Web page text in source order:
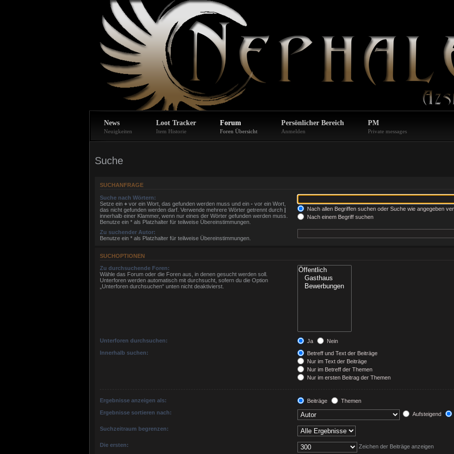
News
Neuigkeiten
Loot Tracker
Item Historie
Forum
Foren Übersicht
Persönlicher Bereich
Anmelden
PM
Private messages
Suche
SUCHANFRAGE
Suche nach Wörtern:
Setze ein + vor ein Wort, das gefunden werden muss und ein - vor ein Wort,
das nicht gefunden werden darf. Verwende mehrere Wörter getrennt durch |
innerhalb einer Klammer, wenn nur eines der Wörter gefunden werden muss.
Benutze ein * als Platzhalter für teilweise Übereinstimmungen.
Nach allen Begriffen suchen oder Suche wie angegeben
Nach einem Begriff suchen
Zu suchender Autor:
Benutze ein * als Platzhalter für teilweise Übereinstimmungen.
SUCHOPTIONEN
Zu durchsuchende Foren:
Wähle das Forum oder die Foren aus, in denen gesucht werden soll.
Unterforen werden automatisch mit durchsucht, sofern du die Option
„Unterforen durchsuchen“ unten nicht deaktivierst.
Unterforen durchsuchen: Ja
Nein
Innerhalb suchen:
Betreff und Text der Beiträge
Nur im Text der Beiträge
Nur im Betreff der Themen
Nur im ersten Beitrag der Themen
Ergebnisse anzeigen als: Beiträge
Themen
Ergebnisse sortieren nach:
Aufsteigend
Suchzeitraum begrenzen:
Die ersten: Zeichen der Beiträge anzeigen